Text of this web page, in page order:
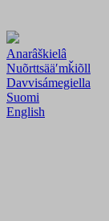
Anarâškielâ
Nuõrttsääʹmǩiõll
Davvisámegiella
Suomi
English